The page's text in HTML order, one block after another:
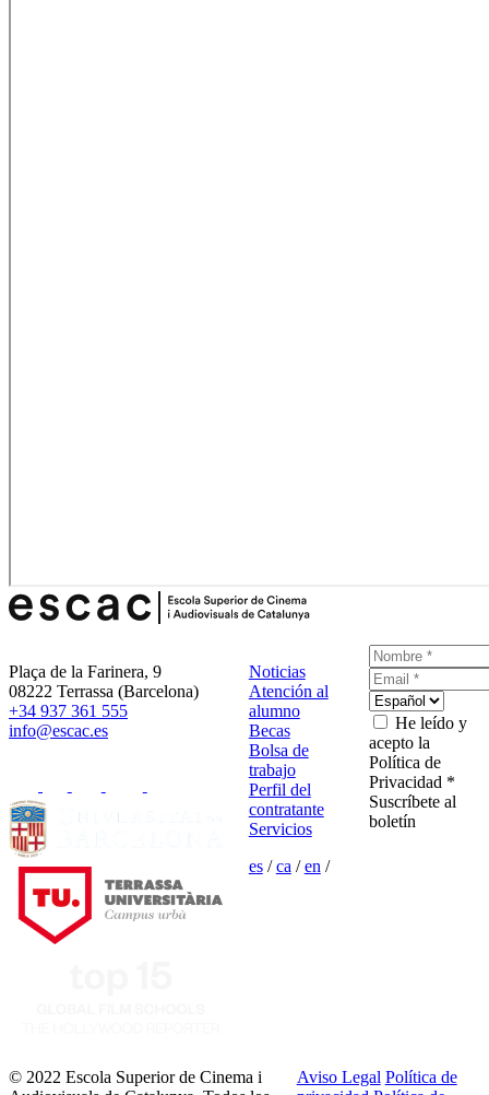
Plaça de la Farinera, 9
08222 Terrassa (Barcelona)
+34 937 361 555
info@escac.es
Noticias
Atención al
alumno
Becas
Bolsa de
trabajo
Perfil del
contratante
Servicios
es/ca /en /
He leído y
acepto la
Política de
Privacidad *
Suscríbete al
boletín
© 2022 Escola Superior de Cinema i
Aviso Legal Política de